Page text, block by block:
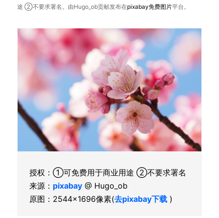
途 ②不要求署名。由Hugo_ob贡献发布在pixabay免费图片平台。
授权：①可免费用于商业用途 ②不要求署名
来源： pixabay @ Hugo_ob
原图：2544×1696像素(去pixabay下载 )